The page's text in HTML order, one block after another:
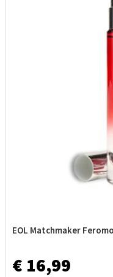
EOL Matchmaker
€ 16,99